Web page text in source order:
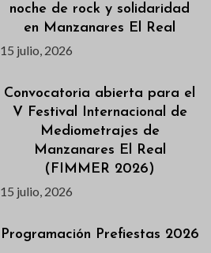
noche de rock y solidaridad
en Manzanares El Real
15 julio, 2026
Convocatoria abierta para el
V Festival Internacional de
Mediometrajes de
Manzanares El Real
(FIMMER 2026)
15 julio, 2026
Programación Prefiestas 2026